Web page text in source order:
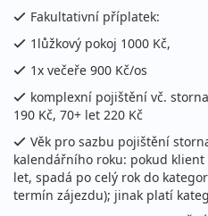
Fakultativní příplatek:
1lůžkový pokoj 1000 Kč,
1x večeře 900 Kč/os
komplexní pojištění vč.
190 Kč, 70+ let 220 Kč
Věk pro sazbu pojištění
kalendářního roku: pokud
let, spadá po celý rok do
termín zájezdu); jinak platí